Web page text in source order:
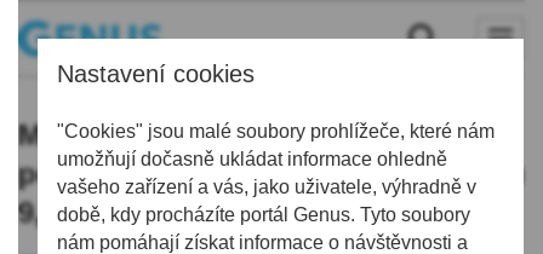
Nastavení cookies
"Cookies" jsou malé soubory prohlížeče, které nám
umožňují dočasně ukládat informace ohledně
vašeho zařízení a vás, jako uživatele, výhradně v
době, kdy procházíte portál Genus. Tyto soubory
nám pomáhají získat informace o návštěvnosti a
Mšenské hřiště potřebuje nový
povrch, předpokládané náklady jsou
9,5 mil korun bez DPH